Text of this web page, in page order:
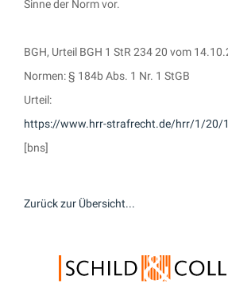
Sinne der Norm vor.
BGH, Urteil BGH 1 StR 234 20 vom
Normen: § 184b Abs. 1 Nr. 1 StGB
Urteil:
https://www.hrr-strafrecht.de/hrr/1/20/
[bns]
Zurück zur Übersicht...